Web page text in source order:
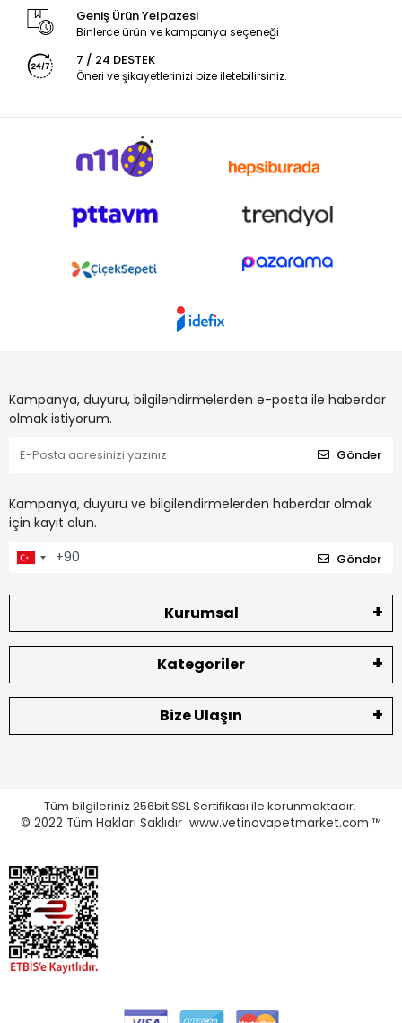
Geniş Ürün Yelpazesi
Binlerce ürün ve kampanya seçeneği
7 / 24 DESTEK
Öneri ve şikayetlerinizi bize iletebilirsiniz.
Kampanya, duyuru, bilgilendirmelerden e-posta ile haberdar
olmak istiyorum.
Gönder
Kampanya, duyuru ve bilgilendirmelerden haberdar olmak
için kayıt olun.
Gönder
Kurumsal
Kategoriler
Bize Ulaşın
Tüm bilgileriniz 256bit SSL Sertifikası ile korunmaktadır.
© 2022 Tüm Hakları Saklıdır www.vetinovapetmarket.com ™